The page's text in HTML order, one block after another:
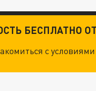
БЕСПЛАТНО
с